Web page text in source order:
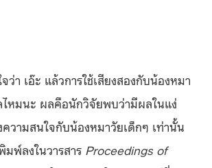
ว่า เอ๊ะ แล้วการใช้เสียงสองกับน้องหมา
หมนะ ผลคือนักวิจัยพบว่ามีผลในแง่
ความสนใจกับน้องหมาวัยเด็กๆ เท่านั้น
พ์ลงในวารสาร Proceedings of